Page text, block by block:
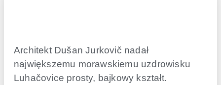
Architekt Dušan Jurkovič nadał
największemu morawskiemu uzdrowisku
Luhačovice prosty, bajkowy kształt.